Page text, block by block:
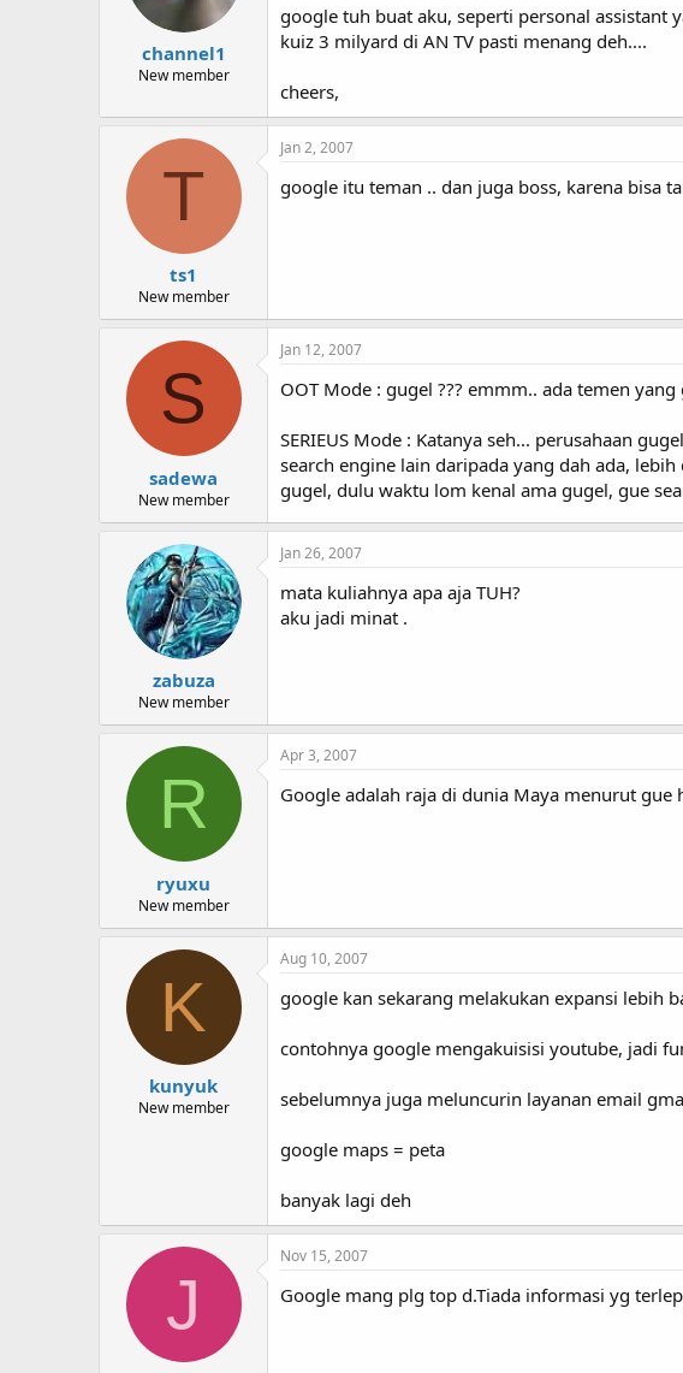
channel1
New member
google tuh buat aku, seperti personal assistant
kuiz 3 milyard di AN TV pasti menang deh....
cheers,
T
ts1
New member
Jan 2, 2007
google itu teman .. dan juga boss, karena bisa
S
sadewa
New member
Jan 12, 2007
OOT Mode : gugel ??? emmm.. ada temen
SERIEUS Mode : Katanya seh... perusahaan
search engine lain daripada yang dah ada,
gugel, dulu waktu lom kenal ama gugel, gue
zabuza
New member
Jan 26, 2007
mata kuliahnya apa aja TUH?
aku jadi minat .
R
ryuxu
New member
Apr 3, 2007
Google adalah raja di dunia Maya menurut gue
K
kunyuk
New member
Aug 10, 2007
google kan sekarang melakukan expansi lebih
contohnya google mengakuisisi youtube, jadi
sebelumnya juga meluncurin layanan email
google maps = peta
banyak lagi deh
J
Nov 15, 2007
Google mang plg top d.Tiada informasi yg